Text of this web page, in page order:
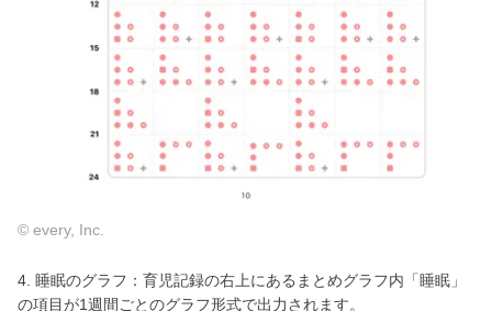
© every, Inc.
4. 睡眠のグラフ：育児記録の右上にあるまとめグラフ内「睡眠」
の項目が1週間ごとのグラフ形式で出力されます。